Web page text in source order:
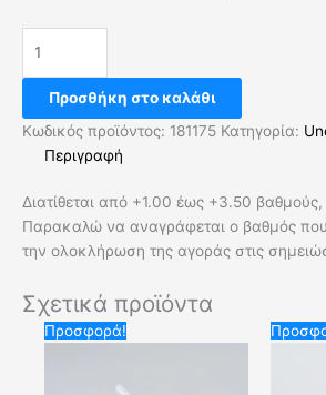
Προσθήκη στο καλάθι
Κωδικός προϊόντος: 181175 Κατηγορία:
Περιγραφή
Διατίθεται από +1.00 έως +3.50
Παρακαλώ να αναγράφεται ο βαθμός που
την ολοκλήρωση της αγοράς στις
Σχετικά προϊόντα
Προσφορά!
Original
price τρέχουσα